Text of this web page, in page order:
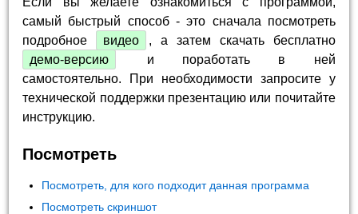
самый быстрый способ - это сначала посмотреть
подробное
видео
, а затем скачать бесплатно
демо-версию
и поработать в ней
самостоятельно. При необходимости запросите у
технической поддержки презентацию или почитайте
инструкцию.
Посмотреть
Посмотреть, для кого подходит данная программа
Посмотреть скриншот